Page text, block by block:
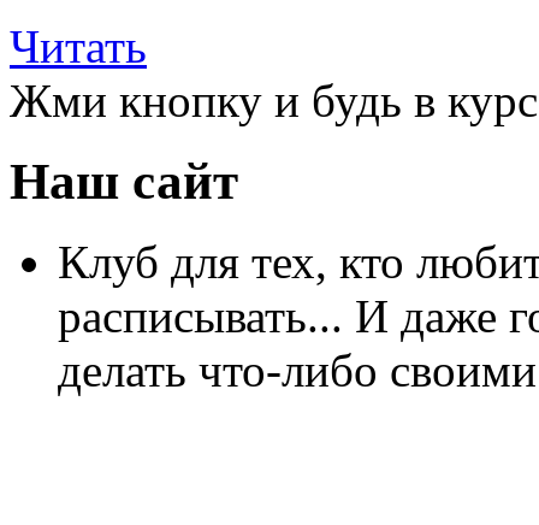
Читать
Жми кнопку и будь в
Наш сайт
Клуб для тех, кто
расписывать... И даже
делать что-либо